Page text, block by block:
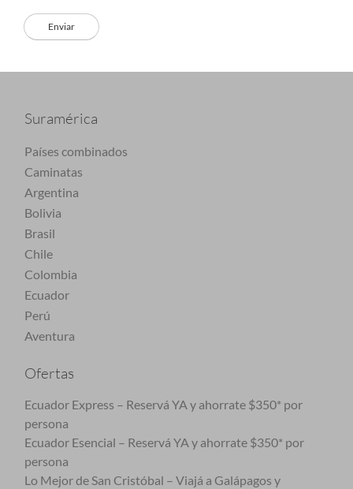
Suramérica
Países combinados
Caminatas
Argentina
Bolivia
Brasil
Chile
Colombia
Ecuador
Perú
Aventura
Ofertas
Ecuador Express – Reservá YA y ahorrate $350* por
persona
Ecuador Esencial – Reservá YA y ahorrate $350* por
persona
Lo Mejor de San Cristóbal – Viajá a Galápagos y